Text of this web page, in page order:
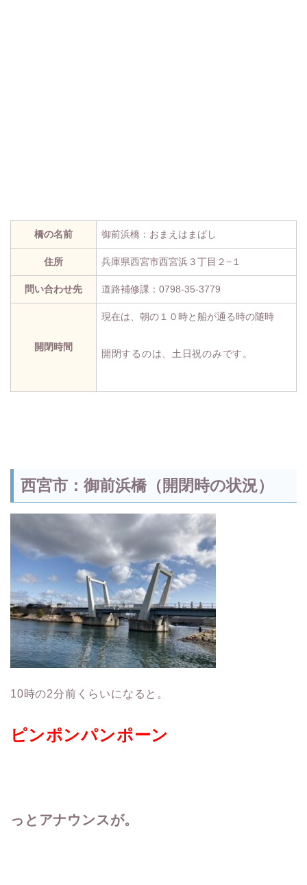
橋の名前 御前浜橋：おまえはまばし
住所 兵庫県西宮市西宮浜３丁目２−１
問い合わせ先 道路補修課：0798-35-3779
開閉時間
現在は、朝の１０時と船が通る時の随時
開閉するのは、土日祝のみです。
西宮市： 御前浜橋（開閉時の状況）
10時の2分前くらいになると。
ピンポンパンポーン
っとアナウンスが。